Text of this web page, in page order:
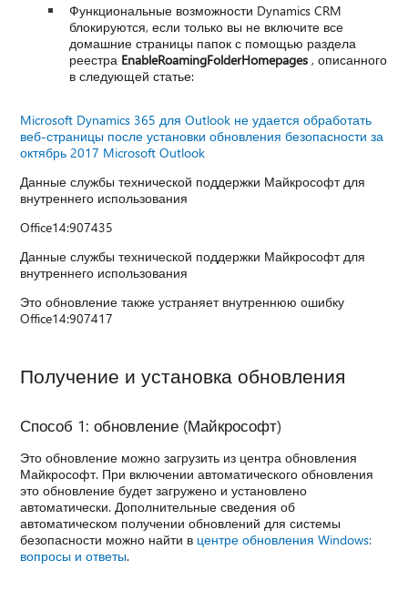
Функциональные возможности Dynamics CRM
блокируются, если только вы не включите все
домашние страницы папок с помощью раздела
реестра EnableRoamingFolderHomepages , описанного
в следующей статье:
Microsoft Dynamics 365 для Outlook не удается обработать
веб-страницы после установки обновления безопасности за
октябрь 2017 Microsoft Outlook
Данные службы технической поддержки Майкрософт для
внутреннего использования
Office14:907435
Данные службы технической поддержки Майкрософт для
внутреннего использования
Это обновление также устраняет внутреннюю ошибку
Office14:907417
Получение и установка обновления
Способ 1: обновление (Майкрософт)
Это обновление можно загрузить из центра обновления
Майкрософт. При включении автоматического обновления
это обновление будет загружено и установлено
автоматически. Дополнительные сведения об
автоматическом получении обновлений для системы
безопасности можно найти в центре обновления Windows:
вопросы и ответы.